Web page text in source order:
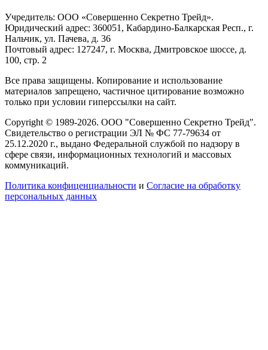
Учредитель: ООО «Совершенно Секретно Трейд».
Юридический адрес: 360051, Кабардино-Балкарская Респ., г.
Нальчик, ул. Пачева, д. 36
Почтовый адрес: 127247, г. Москва, Дмитровское шоссе, д.
100, стр. 2
Все права защищены. Копирование и использование
материалов запрещено, частичное цитирование возможно
только при условии гиперссылки на сайт.
Copyright © 1989-2026. ООО "Совершенно Секретно Трейд".
Свидетельство о регистрации ЭЛ № ФС 77-79634 от
25.12.2020 г., выдано Федеральной службой по надзору в
сфере связи, информационных технологий и массовых
коммуникаций.
Политика конфиценциальности и Согласие на обработку
персональных данных